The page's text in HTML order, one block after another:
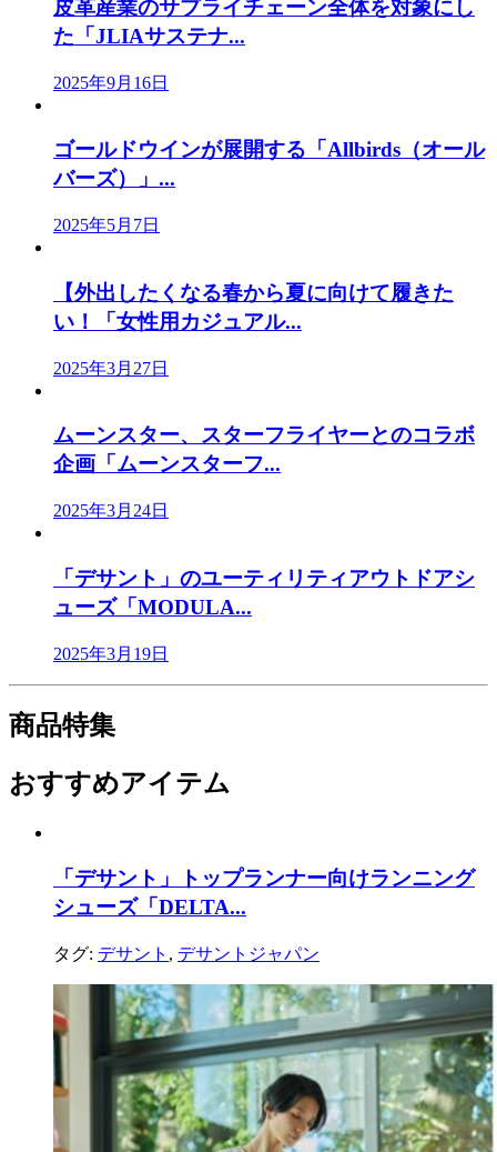
皮革産業のサプライチェーン全体を対象にし
た「JLIAサステナ...
2025年9月16日
ゴールドウインが展開する「Allbirds（オール
バーズ）」...
2025年5月7日
【外出したくなる春から夏に向けて履きた
い！「女性用カジュアル...
2025年3月27日
ムーンスター、スターフライヤーとのコラボ
企画「ムーンスターフ...
2025年3月24日
「デサント」のユーティリティアウトドアシ
ューズ「MODULA...
2025年3月19日
商品特集
おすすめアイテム
「デサント」トップランナー向けランニング
シューズ「DELTA...
タグ: デサント , デサントジャパン